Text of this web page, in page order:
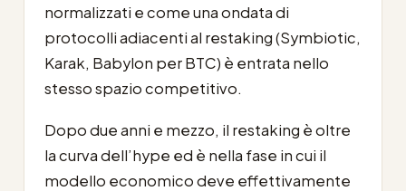
normalizzati e come una ondata di
protocolli adiacenti al restaking (Symbiotic,
Karak, Babylon per BTC) è entrata nello
stesso spazio competitivo.
Dopo due anni e mezzo, il restaking è oltre
la curva dell’hype ed è nella fase in cui il
modello economico deve effettivamente